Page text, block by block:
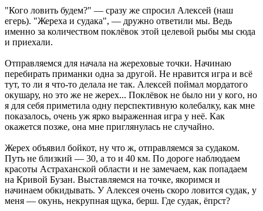
"Кого ловить будем?" — сразу же спросил Алексей (наш
егерь). "Жереха и судака", — дружно ответили мы. Ведь
именно за количеством поклёвок этой целевой рыбы мы сюда
и приехали.
Отправляемся для начала на жереховые точки. Начинаю
перебирать приманки одна за другой. Не нравится игра и всё
тут, то ли я что-то делала не так. Алексей поймал мордатого
окушару, но это же не жерех... Поклёвок не было ни у кого, но
я для себя приметила одну перспективную колебалку, как мне
показалось, очень уж ярко выраженная игра у неё. Как
окажется позже, она мне приглянулась не случайно.
Жерех объявил бойкот, ну что ж, отправляемся за судаком.
Путь не близкий — 30, а то и 40 км. По дороге наблюдаем
красоты Астраханской области и не замечаем, как попадаем
на Кривой Бузан. Выставляемся на точке, якоримся и
начинаем обкидывать. У Алексея очень скоро ловится судак, у
меня — окунь, некрупная щука, берш. Где судак, ёпрст?